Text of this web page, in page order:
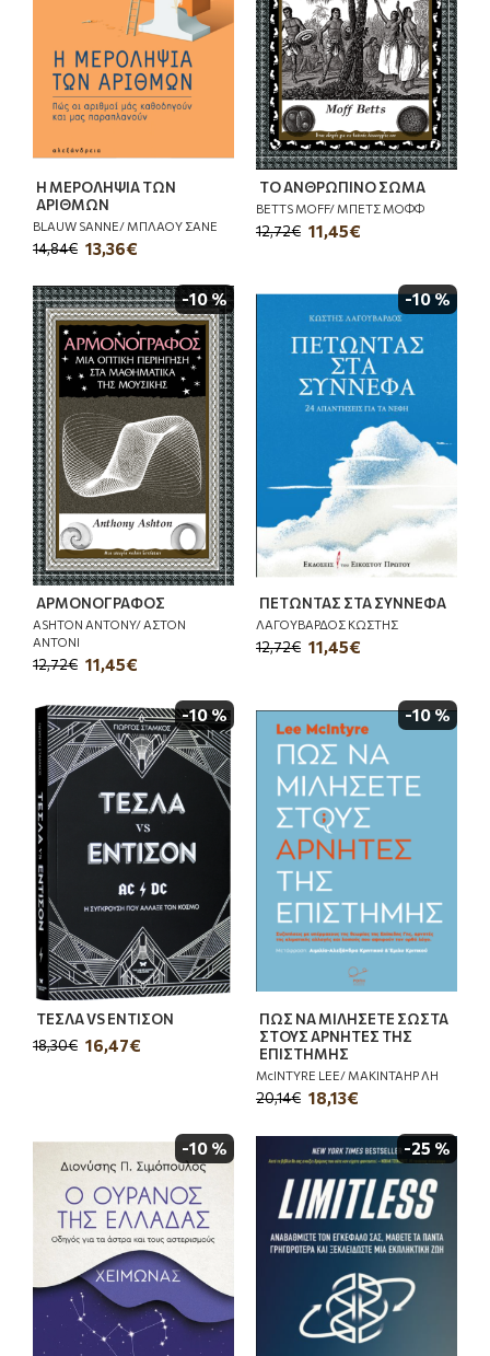
Η ΜΕΡΟΛΗΨΙΑ ΤΩΝ
ΑΡΙΘΜΩΝ
BLAUW SANNE/ ΜΠΛΑΟΥ ΣΑΝΕ
13,36€
14,84€
ΤΟ ΑΝΘΡΩΠΙΝΟ ΣΩΜΑ
BETTS MOFF/ ΜΠΕΤΣ ΜΟΦΦ
11,45€
12,72€
-10 %
ΑΡΜΟΝΟΓΡΑΦΟΣ
ASHTON ANTONY/ ΑΣΤΟΝ
ΑΝΤΟΝΙ
11,45€
12,72€
-10 %
ΠΕΤΩΝΤΑΣ ΣΤΑ ΣΥΝΝΕΦΑ
ΛΑΓΟΥΒΑΡΔΟΣ ΚΩΣΤΗΣ
11,45€
12,72€
-10 %
ΤΕΣΛΑ VS ΕΝΤΙΣΟΝ
16,47€
18,30€
-10 %
ΠΩΣ ΝΑ ΜΙΛΗΣΕΤΕ ΣΩΣΤΑ
ΣΤΟΥΣ ΑΡΝΗΤΕΣ ΤΗΣ
ΕΠΙΣΤΗΜΗΣ
McINTYRE LEE/ ΜΑΚΙΝΤΑΗΡ ΛΗ
18,13€
20,14€
-10 % -25 %